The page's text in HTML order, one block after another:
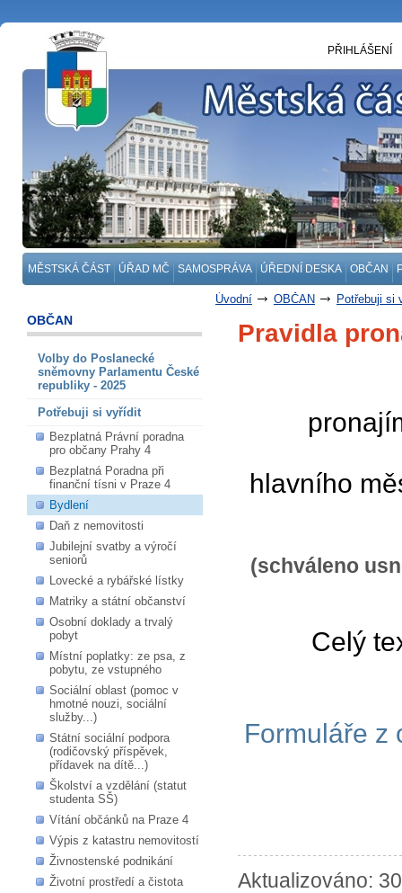
MĚSTSKÁ ČÁST ÚŘAD MČ SAMOSPRÁVA ÚŘEDNÍ DESKA OBČAN
PŘIHLÁŠENÍ
Úvodní OBČAN Potřebuji si
OBČAN
Volby do Poslanecké
sněmovny Parlamentu České
republiky - 2025
Potřebuji si vyřídit
Bezplatná Právní poradna
pro občany Prahy 4
Bezplatná Poradna při
finanční tísni v Praze 4
Bydlení
Daň z nemovitosti
Jubilejní svatby a výročí
seniorů
Lovecké a rybářské lístky
Matriky a státní občanství
Osobní doklady a trvalý
pobyt
Místní poplatky: ze psa, z
pobytu, ze vstupného
Sociální oblast (pomoc v
hmotné nouzi, sociální
služby...)
Státní sociální podpora
(rodičovský příspěvek,
přídavek na dítě...)
Školství a vzdělání (statut
studenta SŠ)
Vítání občánků na Praze 4
Výpis z katastru nemovitostí
Živnostenské podnikání
Životní prostředí a čistota
Pravidla
hlavního
(schváleno
Celý
Formuláře z
Aktualizováno: